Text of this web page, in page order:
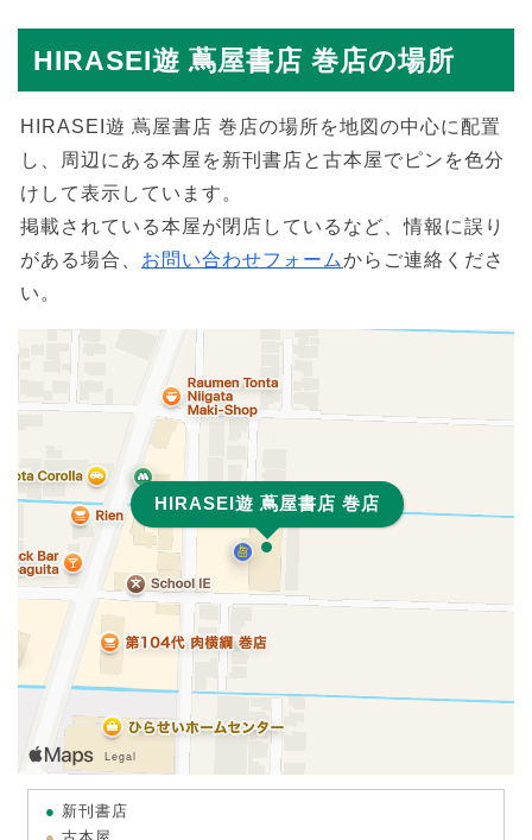
HIRASEI遊 蔦屋書店 巻店の場所
HIRASEI遊 蔦屋書店 巻店の場所を地図の中心に配置
し、周辺にある本屋を新刊書店と古本屋でピンを色分
けして表示しています。
掲載されている本屋が閉店しているなど、情報に誤り
がある場合、 お問い合わせフォームからご連絡くださ
い。
HIRASEI遊 蔦屋書店 巻店
新刊書店